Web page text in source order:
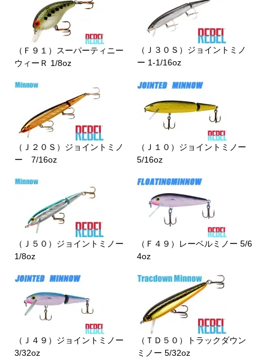
（Ｆ９１）スーパーティニー
ウィーＲ 1/8oz
（Ｊ３０Ｓ）ジョイントミノ
ー 1-1/16oz
（Ｊ２０Ｓ）ジョイントミノ
ー 7/16oz
（Ｊ１０）ジョイントミノー
5/16oz
（Ｊ５０）ジョイントミノー
1/8oz
（Ｆ４９）レーベルミノー 5/6
4oz
（Ｊ４９）ジョイントミノー
3/32oz
（ＴＤ５０）トラックダウン
ミノー 5/32oz